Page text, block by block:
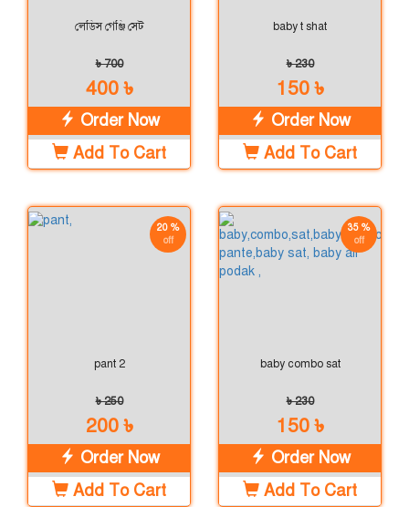
লেডিস গেঞ্জি সেট
৳ 700
400 ৳
Order Now
Add To Cart
baby t shat
৳ 230
150 ৳
Order Now
Add To Cart
20 %
off
pant 2
৳ 250
200 ৳
Order Now
Add To Cart
35 %
off
baby combo sat
৳ 230
150 ৳
Order Now
Add To Cart